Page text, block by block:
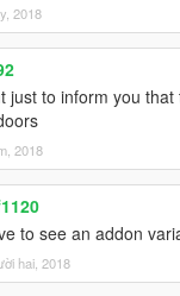
2018
just to inform you that
2018
to see an addon
hai, 2018